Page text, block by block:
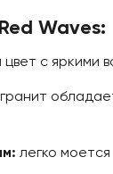
Waves:
цвет с яркими
гранит
легко